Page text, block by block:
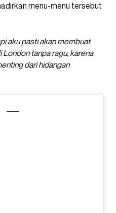
menu-menu tersebut
aku pasti akan membuat
London tanpa ragu, karena
dari hidangan